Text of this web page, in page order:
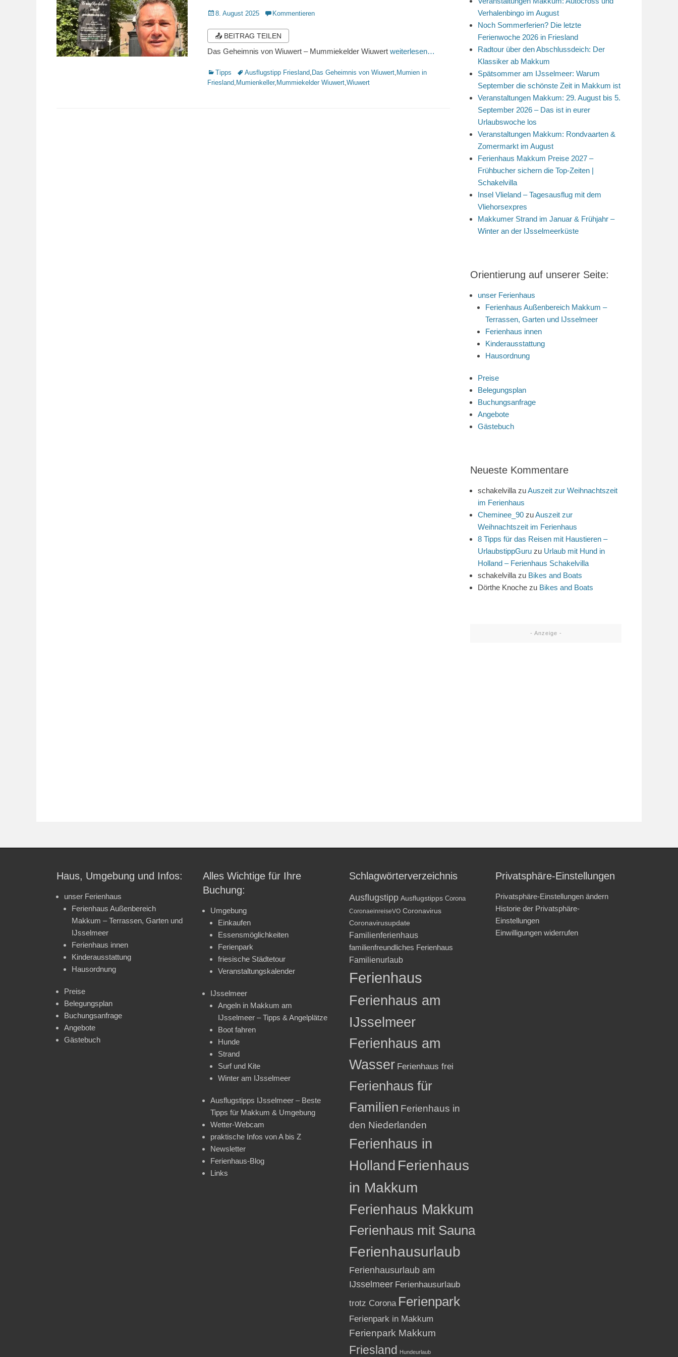
Veröffentlicht
8. August 2025 Kommentieren
📤 BEITRAG TEILEN
Das Geheimnis von Wiuwert – Mummiekelder Wiuwert weiterlesen…
Kategorien
Tipps Schlagworte
Ausflugstipp Friesland, Das Geheimnis von Wiuwert, Mumien in
Friesland, Mumienkeller, Mummiekelder Wiuwert,Wiuwert
Verhalenbingo im August
Noch Sommerferien? Die letzte
Ferienwoche 2026 in Friesland
Radtour über den Abschlussdeich: Der
Klassiker ab Makkum
Spätsommer am IJsselmeer: Warum
September die schönste Zeit in Makkum ist
Veranstaltungen Makkum: 29. August bis 5.
September 2026 – Das ist in eurer
Urlaubswoche los
Veranstaltungen Makkum: Rondvaarten &
Zomermarkt im August
Ferienhaus Makkum Preise 2027 –
Frühbucher sichern die Top-Zeiten |
Schakelvilla
Insel Vlieland – Tagesausflug mit dem
Vliehorsexpres
Makkumer Strand im Januar & Frühjahr –
Winter an der IJsselmeerküste
Orientierung auf unserer Seite:
unser Ferienhaus
Ferienhaus Außenbereich Makkum –
Terrassen, Garten und IJsselmeer
Ferienhaus innen
Kinderausstattung
Hausordnung
Preise
Belegungsplan
Buchungsanfrage
Angebote
Gästebuch
Neueste Kommentare
schakelvilla zuAuszeit zur Weihnachtszeit
im Ferienhaus
Cheminee_90 zuAuszeit zur
Weihnachtszeit im Ferienhaus
8 Tipps für das Reisen mit Haustieren –
UrlaubstippGuru zu Urlaub mit Hund in
Holland – Ferienhaus Schakelvilla
schakelvilla zu Bikes and Boats
Dörthe Knoche zu Bikes and Boats
- Anzeige -
Haus, Umgebung und Infos:
unser Ferienhaus
Ferienhaus Außenbereich
Makkum – Terrassen, Garten und
IJsselmeer
Ferienhaus innen
Kinderausstattung
Hausordnung
Preise
Belegungsplan
Buchungsanfrage
Angebote
Gästebuch
Alles Wichtige für Ihre
Buchung:
Umgebung
Einkaufen
Essensmöglichkeiten
Ferienpark
friesische Städtetour
Veranstaltungskalender
IJsselmeer
Angeln in Makkum am
IJsselmeer – Tipps & Angelplätze
Boot fahren
Hunde
Strand
Surf und Kite
Winter am IJsselmeer
Ausflugstipps IJsselmeer – Beste
Tipps für Makkum & Umgebung
Wetter-Webcam
praktische Infos von A bis Z
Newsletter
Ferienhaus-Blog
Links
Schlagwörterverzeichnis
Ausflugstipp Ausflugstipps Corona
CoronaeinreiseVO Coronavirus
Coronavirusupdate
Familienferienhaus
familienfreundliches Ferienhaus
Familienurlaub
Ferienhaus
Ferienhaus am
IJsselmeer
Ferienhaus am
Wasser Ferienhaus frei
Ferienhaus für
Familien Ferienhaus in
den Niederlanden
Ferienhaus in
Holland Ferienhaus
in Makkum
Ferienhaus Makkum
Ferienhaus mit Sauna
Ferienhausurlaub
Ferienhausurlaub am
IJsselmeer Ferienhausurlaub
trotz Corona Ferienpark
Ferienpark in Makkum
Ferienpark Makkum
Friesland Hundeurlaub
Privatsphäre-Einstellungen
Privatsphäre-Einstellungen ändern
Historie der Privatsphäre-
Einstellungen
Einwilligungen widerrufen